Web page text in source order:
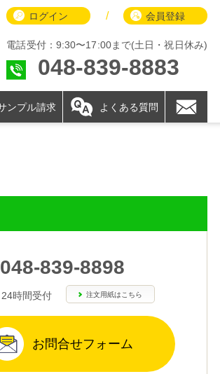
ログイン / 会員登録
電話受付：9:30〜17:00まで(土日・祝日休み)
048-839-8883
ンプル請求 よくある質問
048-839-8898
24時間受付 注文用紙はこちら
お問合せフォーム